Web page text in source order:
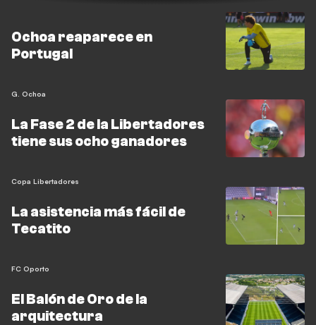
Ochoa reaparece en
Portugal
G. Ochoa
La Fase 2 de la Libertadores
tiene sus ocho ganadores
Copa Libertadores
La asistencia más fácil de
Tecatito
FC Oporto
El Balón de Oro de la
arquitectura